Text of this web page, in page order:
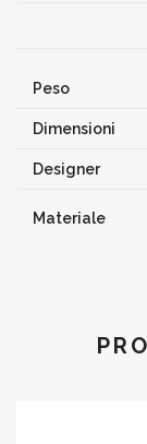
Peso
Dimensioni
Designer
Materiale